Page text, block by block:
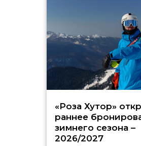
«Роза Хутор»
раннее
зимнего сезона –
2026/2027